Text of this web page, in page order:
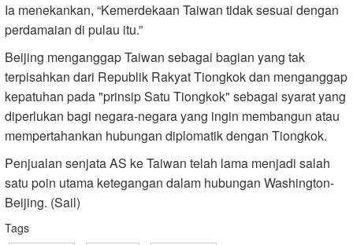
Ia menekankan, “Kemerdekaan Taiwan tidak sesuai dengan
perdamaian di pulau itu.”
Beijing menganggap Taiwan sebagai bagian yang tak
terpisahkan dari Republik Rakyat Tiongkok dan menganggap
kepatuhan pada "prinsip Satu Tiongkok" sebagai syarat yang
diperlukan bagi negara-negara yang ingin membangun atau
mempertahankan hubungan diplomatik dengan Tiongkok.
Penjualan senjata AS ke Taiwan telah lama menjadi salah
satu poin utama ketegangan dalam hubungan Washington-
Beijing. (Sail)
Tags